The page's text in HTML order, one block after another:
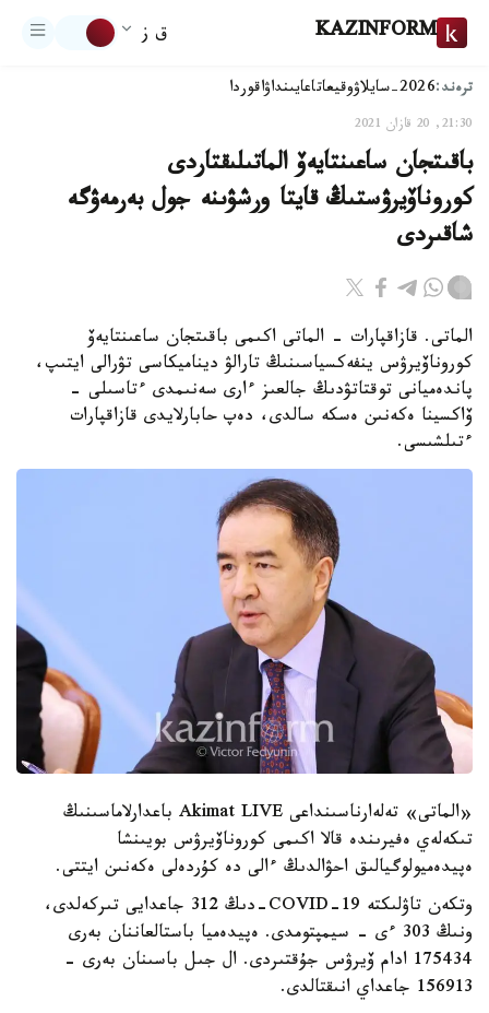
KAZINFORM ق ز
ترەند:2026-سايلاۋ وقيعاتاعايىنداۋاقوردا
21:30, 20 قازان 2021
باقىتجان ساعىنتايەۆ الماتىلىقتاردى
كوروناۆيرۋستىڭ قايتا ورشۋىنە جول بەرمەۋگە
شاقىردى
الماتى. قازاقپارات - الماتى اكىمى باقىتجان ساعىنتايەۆ
كوروناۆيرۋس ينفەكسياسىنىڭ تارالۋ ديناميكاسى تۋرالى ايتىپ،
پاندەميانى توقتاتۋدىڭ جالعىز ءارى سەنىمدى ءتاسىلى -
ۆاكسينا ەكەنىن ەسكە سالدى، دەپ حابارلايدى قازاقپارات
ءتىلشىسى.
«الماتى» تەلەارناسىنداعى Akimat LIVE باعدارلاماسىنىڭ
تىكەلەي ەفيرىندە قالا اكىمى كوروناۆيرۋس بويىنشا
ەپيدەميولوگيالىق احۋالدىڭ ءالى دە كۇردەلى ەكەنىن ايتتى.
وتكەن تاۋلىكتە COVID-19-دىڭ 312 جاعدايى تىركەلدى،
ونىڭ 303 ءى - سيمپتومدى. ەپيدەميا باستالعاننان بەرى
175434 ادام ۆيرۋس جۇقتىردى. ال جىل باسىنان بەرى -
156913 جاعداي انىقتالدى.